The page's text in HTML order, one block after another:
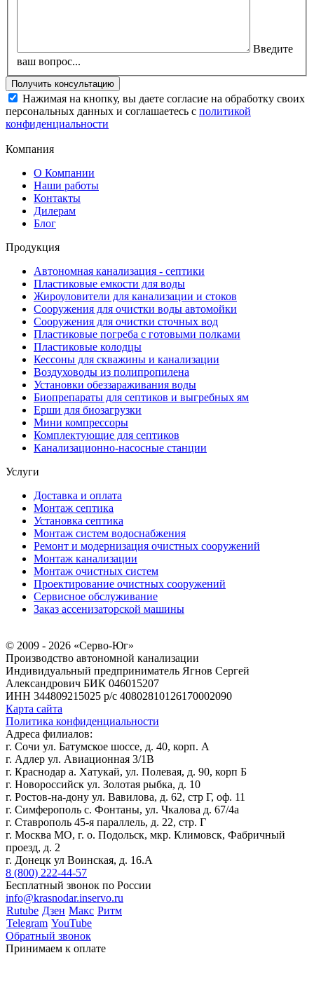
Введите
ваш вопрос...
Нажимая на кнопку, вы даете согласие на обработку своих
персональных данных и соглашаетесь с политикой
конфиденциальности
Компания
О Компании
Наши работы
Контакты
Дилерам
Блог
Продукция
Автономная канализация - септики
Пластиковые емкости для воды
Жироуловители для канализации и стоков
Сооружения для очистки воды автомойки
Сооружения для очистки сточных вод
Пластиковые погреба с готовыми полками
Пластиковые колодцы
Кессоны для скважины и канализации
Воздуховоды из полипропилена
Установки обеззараживания воды
Биопрепараты для септиков и выгребных ям
Ерши для биозагрузки
Мини компрессоры
Комплектующие для септиков
Канализационно-насосные станции
Услуги
Доставка и оплата
Монтаж септика
Установка септика
Монтаж систем водоснабжения
Ремонт и модернизация очистных сооружений
Монтаж канализации
Монтаж очистных систем
Проектирование очистных сооружений
Сервисное обслуживание
Заказ ассенизаторской машины
© 2009 - 2026 «Серво-Юг»
Производство автономной канализации
Индивидуальный предприниматель Ягнов Сергей
Александрович БИК 046015207
ИНН 344809215025 р/с 40802810126170002090
Карта сайта
Политика конфиденциальности
Адреса филиалов:
г. Сочи ул. Батумское шоссе, д. 40, корп. А
г. Адлер ул. Авиационная 3/1В
г. Краснодар а. Хатукай, ул. Полевая, д. 90, корп Б
г. Новороссийск ул. Золотая рыбка, д. 10
г. Ростов-на-дону ул. Вавилова, д. 62, стр Г, оф. 11
г. Симферополь с. Фонтаны, ул. Чкалова д. 67/4а
г. Ставрополь 45-я параллель, д. 22, стр. Г
г. Москва МО, г. о. Подольск, мкр. Климовск, Фабричный
проезд, д. 2
г. Донецк ул Воинская, д. 16.А
8 (800) 222-44-57
Бесплатный звонок по России
info@krasnodar.inservo.ru
Rutube Дзен Макс Ритм
Telegram YouTube
Обратный звонок
Принимаем к оплате